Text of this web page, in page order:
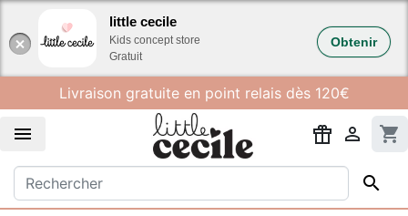
little cecile
Kids concept store
Gratuit
Obtenir
Livraison gratuite en point relais dès 120€
  shopping_cart
